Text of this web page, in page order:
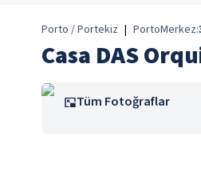
Porto / Portekiz | PortoMerkez:
Casa DAS
Tüm Fotoğraflar